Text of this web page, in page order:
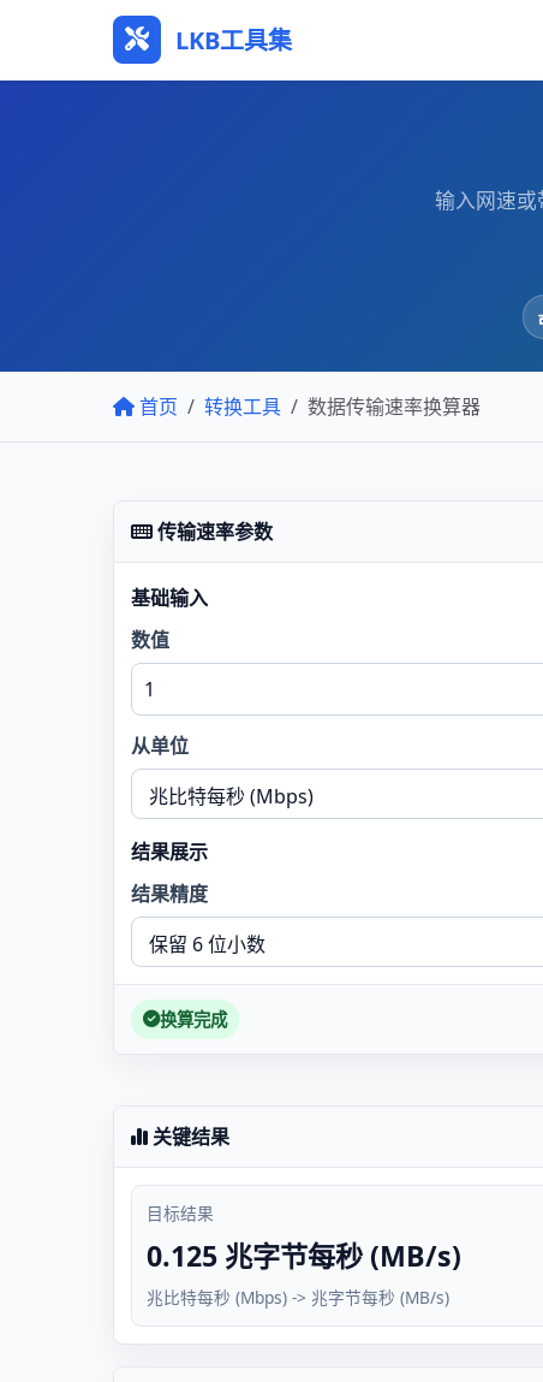
LKB工具集
输入网速
首页 转换工具 数据传输速率换算器
传输速率参数
基础输入
数值
从单位
结果展示
结果精度
换算完成
关键结果
目标结果
0.125 兆字节每秒 (MB/s)
兆比特每秒 (Mbps) -> 兆字节每秒 (MB/s)